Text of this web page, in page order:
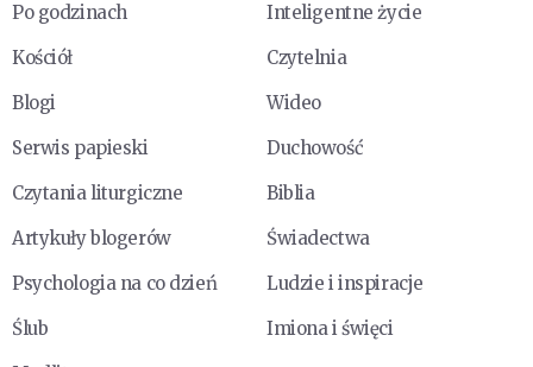
Po godzinach
Inteligentne życie
Kościół
Czytelnia
Blogi
Wideo
Serwis papieski
Duchowość
Czytania liturgiczne
Biblia
Artykuły blogerów
Świadectwa
Psychologia na co dzień
Ludzie i inspiracje
Ślub
Imiona i święci